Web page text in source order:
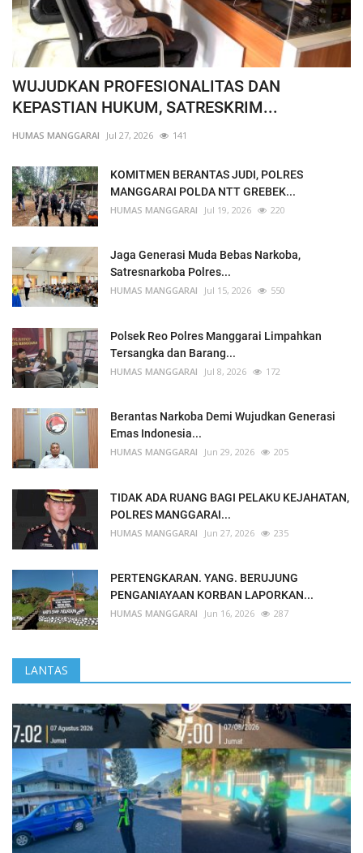
WUJUDKAN PROFESIONALITAS DAN
KEPASTIAN HUKUM, SATRESKRIM...
HUMAS MANGGARAI Jul 27, 2026 141
KOMITMEN BERANTAS JUDI, POLRES
MANGGARAI POLDA NTT GREBEK...
HUMAS MANGGARAI Jul 19, 2026 220
Jaga Generasi Muda Bebas Narkoba,
Satresnarkoba Polres...
HUMAS MANGGARAI Jul 15, 2026 550
Polsek Reo Polres Manggarai Limpahkan
Tersangka dan Barang...
HUMAS MANGGARAI Jul 8, 2026 172
Berantas Narkoba Demi Wujudkan Generasi
Emas Indonesia...
HUMAS MANGGARAI Jun 29, 2026 205
TIDAK ADA RUANG BAGI PELAKU KEJAHATAN,
POLRES MANGGARAI...
HUMAS MANGGARAI Jun 27, 2026 235
PERTENGKARAN. YANG. BERUJUNG
PENGANIAYAAN KORBAN LAPORKAN...
HUMAS MANGGARAI Jun 16, 2026 287
LANTAS